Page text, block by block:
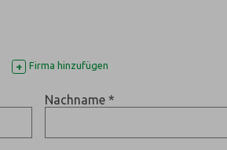
+ Firma hinzufügen
Nachname *